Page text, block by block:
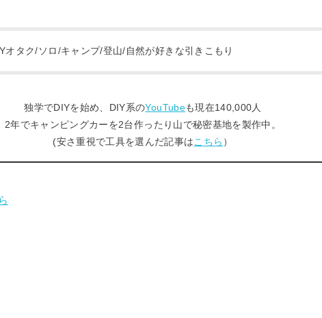
オタク/ソロ/キャンプ/登山/自然が好きな引きこもり
独学でDIYを始め、DIY系のYouTubeも現在140,000人
2年でキャンピングカーを2台作ったり山で秘密基地を製作中。
(安さ重視で工具を選んだ記事はこちら ）